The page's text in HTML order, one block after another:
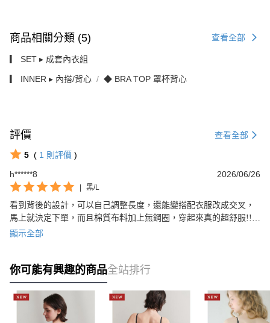
商品相關分類 (5) 查看全部
▎ SET ▸ 成套內衣組
▎ INNER ▸ 內搭/背心 ◆ BRA TOP 罩杯背心
評價 查看全部
5 ( 1 則評價 )
h******8
2026/06/26
黑/L
看到背後的設計，可以自己調整長度，還能變搭配衣服改成交叉，
馬上就決定下單，而且棉質布料加上無鋼圈，穿起來真的超舒服!!有
點猶豫要不要包色XD
顯示全部
你可能有興趣的商品全站排行